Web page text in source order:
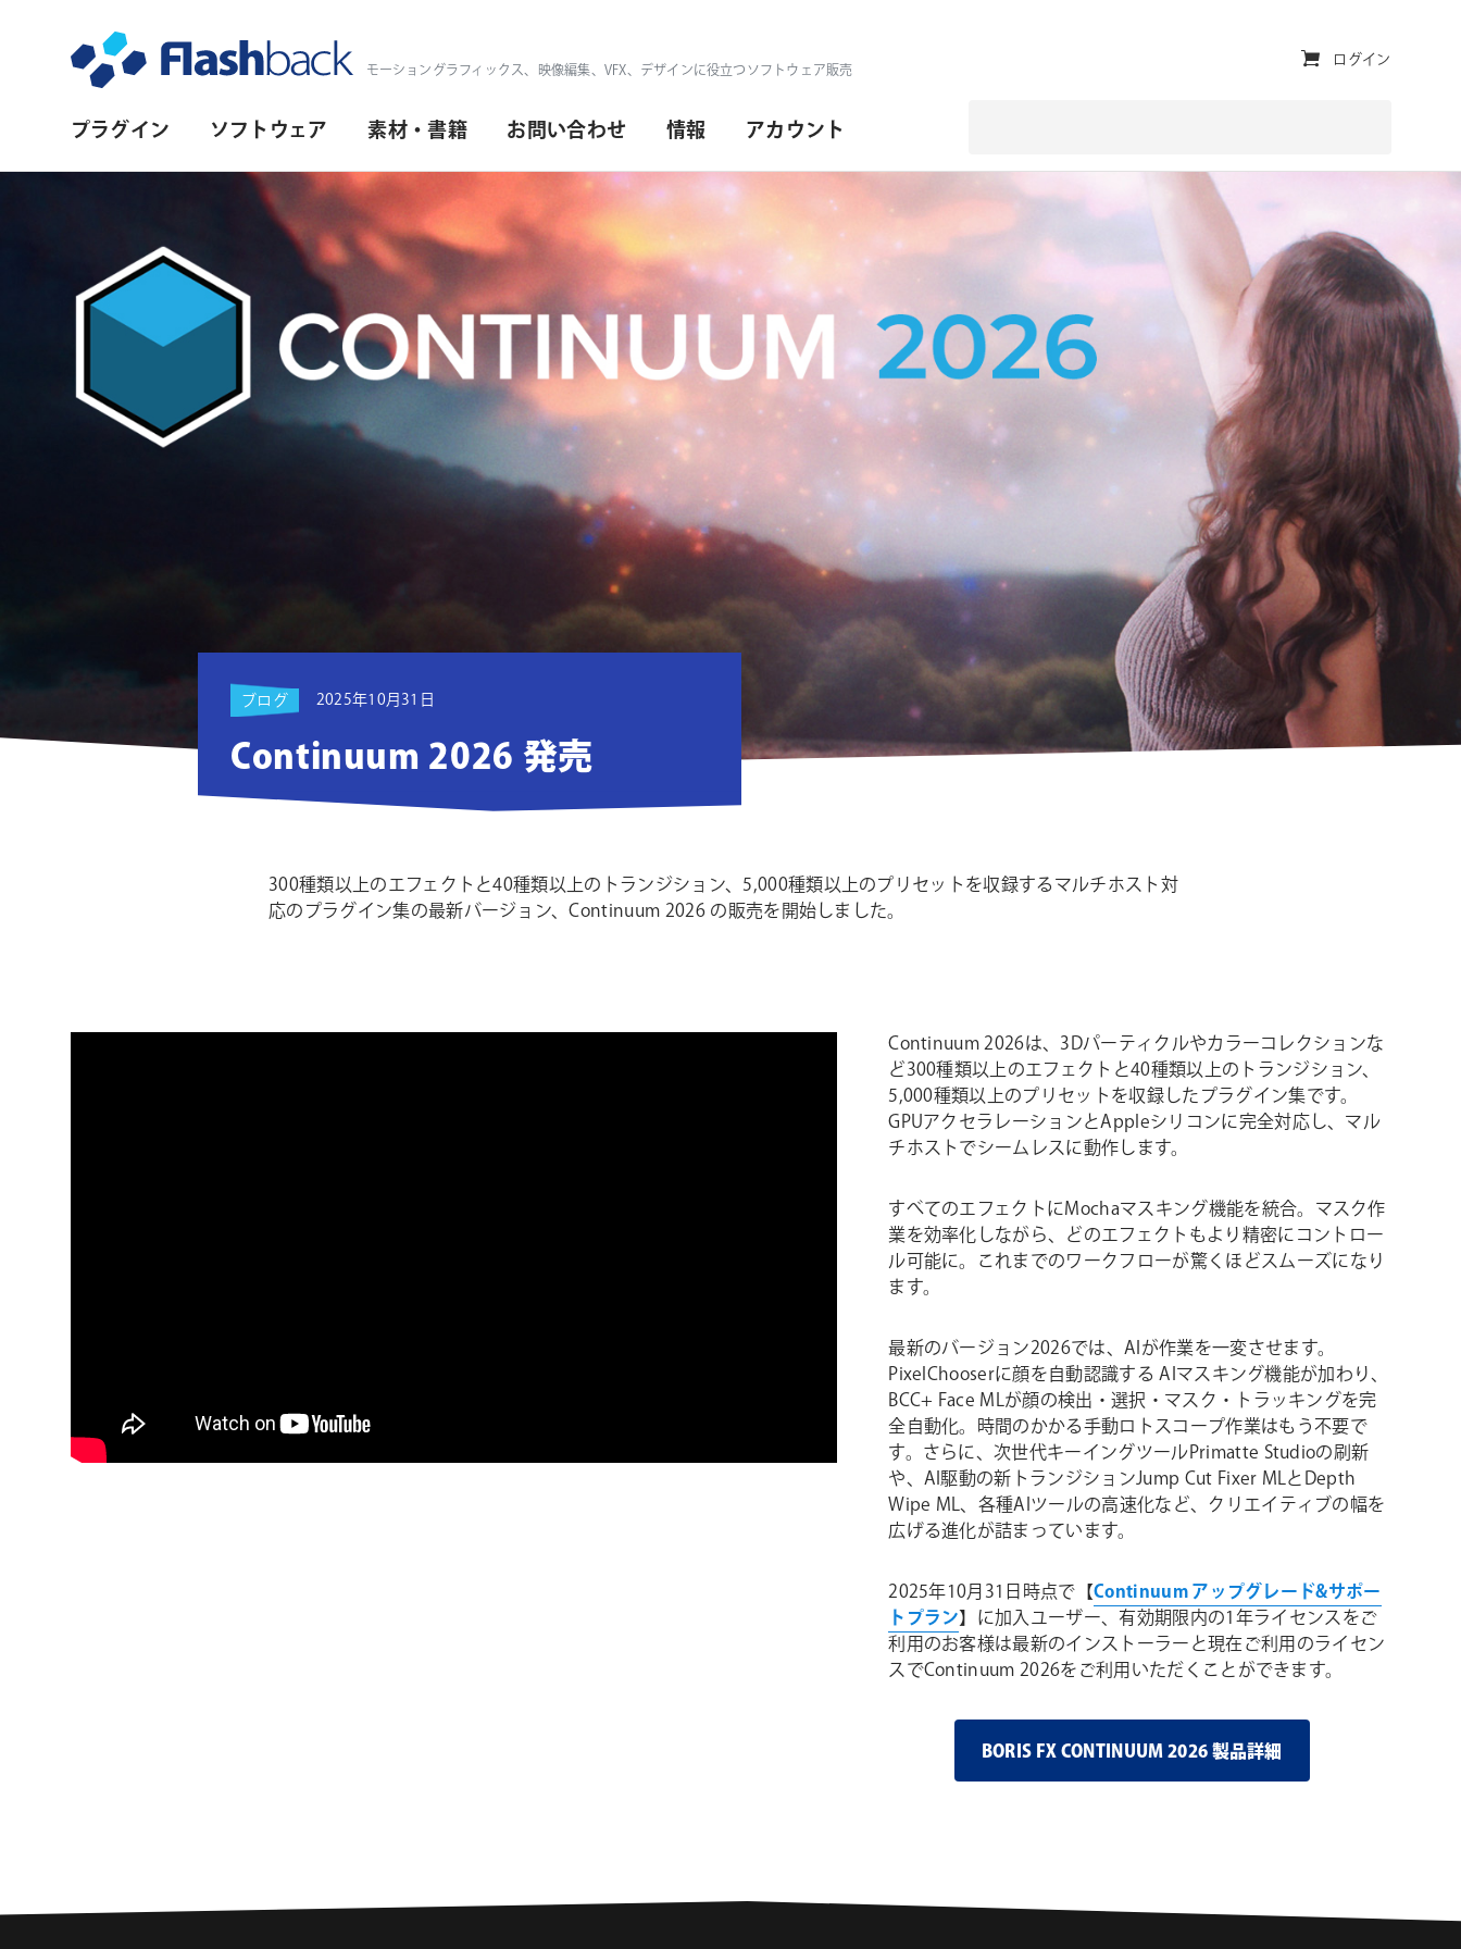
モーショングラフィックス、映像編集、VFX、デザインに役立つソフトウェア販売
プ
リ・
ナ
ゲ
プラグイン ソフトウェア 素材・書籍 お問い合わせ 情報 アカウント
ユ
ィ
テ
ィ・
ナ
ビ
ゲ
ー
シ
ョ
ン
ログイン
ブログ 2025年10月31日
Continuum 2026 発売
300種類以上のエフェクトと40種類以上のトランジション、5,000種類以上のプリセットを収録するマルチホスト対
応のプラグイン集の最新バージョン、Continuum 2026 の販売を開始しました。
Continuum 2026は、3Dパーティクルやカラーコレクションな
ど300種類以上のエフェクトと40種類以上のトランジション、
5,000種類以上のプリセットを収録したプラグイン集です。
GPUアクセラレーションとAppleシリコンに完全対応し、マル
チホストでシームレスに動作します。
すべてのエフェクトにMochaマスキング機能を統合。マスク作
業を効率化しながら、どのエフェクトもより精密にコントロー
ル可能に。これまでのワークフローが驚くほどスムーズになり
ます。
最新のバージョン2026では、AIが作業を一変させます。
PixelChooserに顔を自動認識する AIマスキング機能が加わり、
BCC+ Face MLが顔の検出・選択・マスク・トラッキングを完
全自動化。時間のかかる手動ロトスコープ作業はもう不要で
す。さらに、次世代キーイングツールPrimatte Studioの刷新
や、AI駆動の新トランジションJump Cut Fixer MLとDepth
Wipe ML、各種AIツールの高速化など、クリエイティブの幅を
広げる進化が詰まっています。
2025年10月31日時点で【Continuum アップグレード&サポー
トプラン】に加入ユーザー、有効期限内の1年ライセンスをご
利用のお客様は最新のインストーラーと現在ご利用のライセン
スでContinuum 2026をご利用いただくことができます。
BORIS FX CONTINUUM 2026 製品詳細